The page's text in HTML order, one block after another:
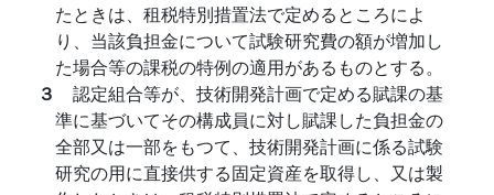
たときは、租税特別措置法で定めるところによ
り、当該負担金について試験研究費の額が増加し
た場合等の課税の特例の適用があるものとする。
３ 認定組合等が、技術開発計画で定める賦課の基
準に基づいてその構成員に対し賦課した負担金の
全部又は一部をもつて、技術開発計画に係る試験
研究の用に直接供する固定資産を取得し、又は製